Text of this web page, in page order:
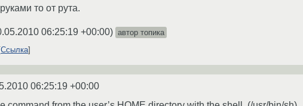
то от рута.
06:25:19 +00:00) автор топика
Ссылка
06:25:19 +00:00